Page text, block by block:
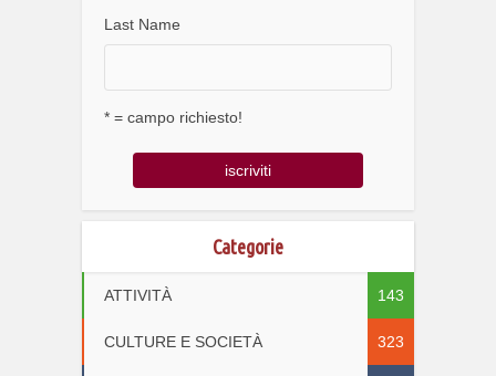
Last Name
* = campo richiesto!
Categorie
ATTIVITÀ 143
CULTURE E SOCIETÀ 323